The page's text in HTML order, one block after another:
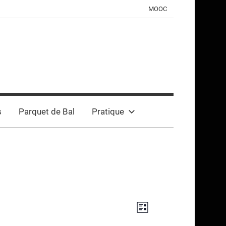
MOOC
Parquet de Bal Pratique
Navigation
Navigation
Liste